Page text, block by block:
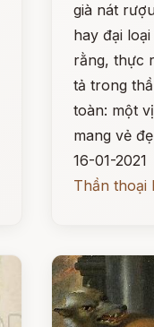
già nát
hay đại
rằng, thực
tả trong
toàn: một
mang vẻ
16-01-2021
Thần thoại